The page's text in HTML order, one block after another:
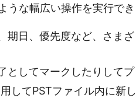
な幅広い操作を実行でき
期日、優先度など、さま
としてマークしたりしてプ
してPSTファイル内に新